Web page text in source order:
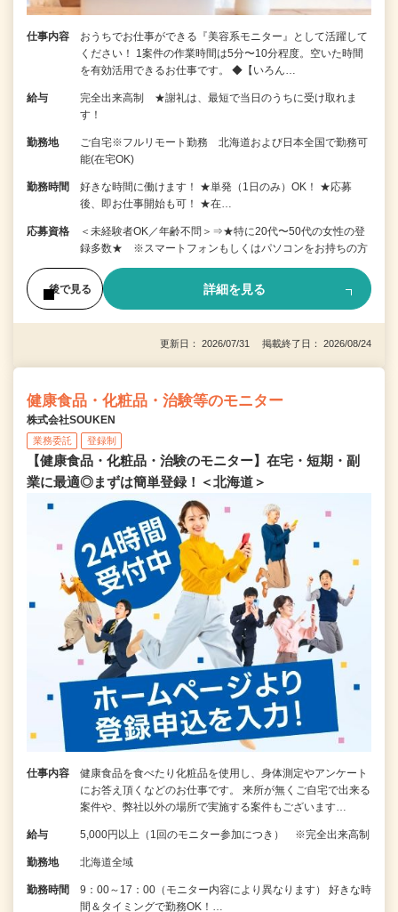
仕事内容
おうちでお仕事ができる『美容系モニター』として活躍して
ください！ 1案件の作業時間は5分〜10分程度。空いた時間
を有効活用できるお仕事です。 ◆【いろん…
給与
完全出来高制 ★謝礼は、最短で当日のうちに受け取れま
す！
勤務地
ご自宅※フルリモート勤務 北海道および日本全国で勤務可
能(在宅OK)
勤務時間
好きな時間に働けます！ ★単発（1日のみ）OK！ ★応募
後、即お仕事開始も可！ ★在…
応募資格
＜未経験者OK／年齢不問＞⇒★特に20代〜50代の女性の登
録多数★ ※スマートフォンもしくはパソコンをお持ちの方
後で見る 詳細を見る
更新日： 2026/07/31 掲載終了日： 2026/08/24
健康食品・化粧品・治験等のモニター
株式会社SOUKEN
業務委託 登録制
【健康食品・化粧品・治験のモニター】在宅・短期・副
業に最適◎まずは簡単登録！＜北海道＞
仕事内容
健康食品を食べたり化粧品を使用し、身体測定やアンケート
にお答え頂くなどのお仕事です。 来所が無くご自宅で出来る
案件や、弊社以外の場所で実施する案件もございます…
給与 5,000円以上（1回のモニター参加につき） ※完全出来高制
勤務地 北海道全域
勤務時間
9：00～17：00（モニター内容により異なります） 好きな時
間＆タイミングで勤務OK！…